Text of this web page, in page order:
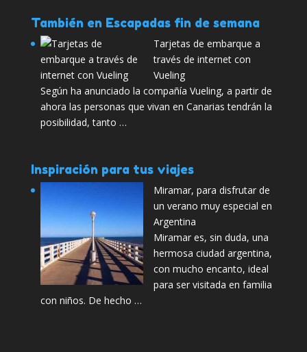
También en Escapadas fin de semana
Tarjetas de embarque a
través de internet con
Vueling
Según ha anunciado la compañía Vueling, a partir de
ahora las personas que vivan en Canarias tendrán la
posibilidad, tanto …
Inspiración para tus viajes
Miramar, para disfrutar de
un verano muy especial en
Argentina
Miramar es, sin duda, una
hermosa ciudad argentina,
con mucho encanto, ideal
para ser visitada en familia
con niños. De hecho …